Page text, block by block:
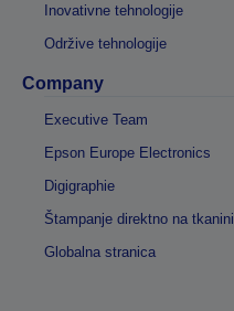
Inovativne tehnologije
Održive tehnologije
Company
Executive Team
Epson Europe Electronics
Digigraphie
Štampanje direktno na tkanini
Globalna stranica